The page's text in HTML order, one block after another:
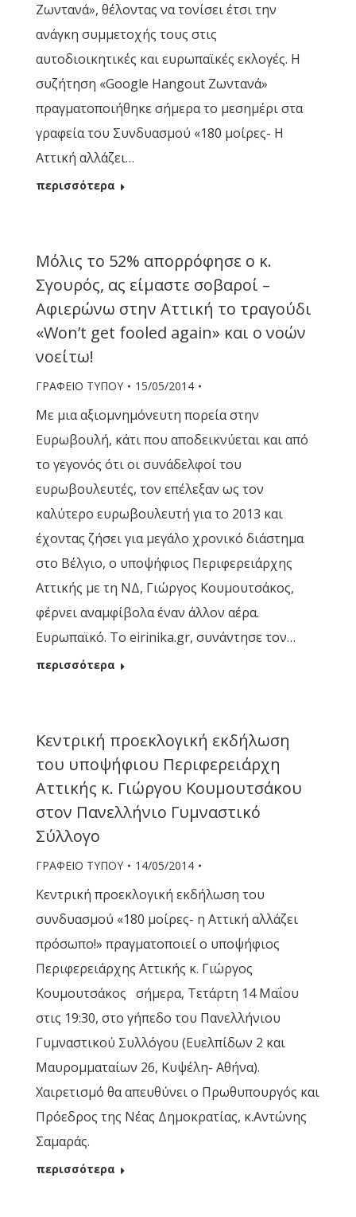
Ζωντανά», θέλοντας να τονίσει έτσι την
ανάγκη συμμετοχής τους στις
αυτοδιοικητικές και ευρωπαϊκές εκλογές. Η
συζήτηση «Google Hangout Ζωντανά»
πραγματοποιήθηκε σήμερα το μεσημέρι στα
γραφεία του Συνδυασμού «180 μοίρες- Η
Αττική αλλάζει…
περισσότερα
Μόλις το 52% απορρόφησε ο κ.
Σγουρός, ας είμαστε σοβαροί –
Αφιερώνω στην Αττική το τραγούδι
«Won’t get fooled again» και ο νοών
νοείτω!
ΓΡΑΦΕΙΟ ΤΥΠΟΥ 15/05/2014
Με μια αξιομνημόνευτη πορεία στην
Ευρωβουλή, κάτι που αποδεικνύεται και από
το γεγονός ότι οι συνάδελφοί του
ευρωβουλευτές, τον επέλεξαν ως τον
καλύτερο ευρωβουλευτή για το 2013 και
έχοντας ζήσει για μεγάλο χρονικό διάστημα
στο Βέλγιο, ο υποψήφιος Περιφερειάρχης
Αττικής με τη ΝΔ, Γιώργος Κουμουτσάκος,
φέρνει αναμφίβολα έναν άλλον αέρα.
Ευρωπαϊκό. Το eirinika.gr, συνάντησε τον…
περισσότερα
Κεντρική προεκλογική εκδήλωση
του υποψήφιου Περιφερειάρχη
Αττικής κ. Γιώργου Κουμουτσάκου
στον Πανελλήνιο Γυμναστικό
Σύλλογο
ΓΡΑΦΕΙΟ ΤΥΠΟΥ 14/05/2014
Κεντρική προεκλογική εκδήλωση του
συνδυασμού «180 μοίρες- η Αττική αλλάζει
πρόσωπο!» πραγματοποιεί ο υποψήφιος
Περιφερειάρχης Αττικής κ. Γιώργος
Κουμουτσάκος σήμερα, Τετάρτη 14 Μαΐου
στις 19:30, στο γήπεδο του Πανελλήνιου
Γυμναστικού Συλλόγου (Ευελπίδων 2 και
Μαυρομματαίων 26, Κυψέλη- Αθήνα).
Χαιρετισμό θα απευθύνει ο Πρωθυπουργός και
Πρόεδρος της Νέας Δημοκρατίας, κ.Αντώνης
Σαμαράς.
περισσότερα